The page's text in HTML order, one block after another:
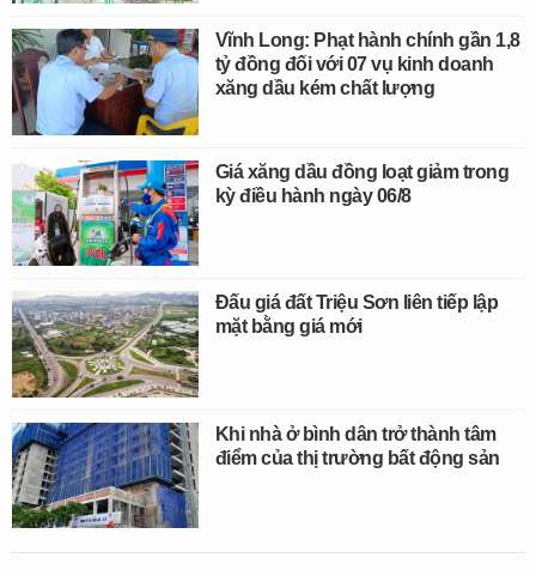
Vĩnh Long: Phạt hành chính gần 1,8
tỷ đồng đối với 07 vụ kinh doanh
xăng dầu kém chất lượng
Giá xăng dầu đồng loạt giảm trong
kỳ điều hành ngày 06/8
Đấu giá đất Triệu Sơn liên tiếp lập
mặt bằng giá mới
Khi nhà ở bình dân trở thành tâm
điểm của thị trường bất động sản